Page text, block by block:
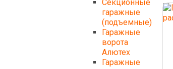
Секционные
гаражные
(подъемные)
Гаражные
ворота
Алютех
Гаражные